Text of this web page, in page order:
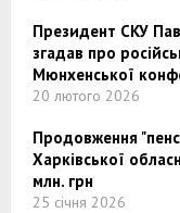
Президент СКУ
згадав про
Мюнхенської
20 лютого 2026
Продовження
Харківської
млн. грн
25 січня 2026